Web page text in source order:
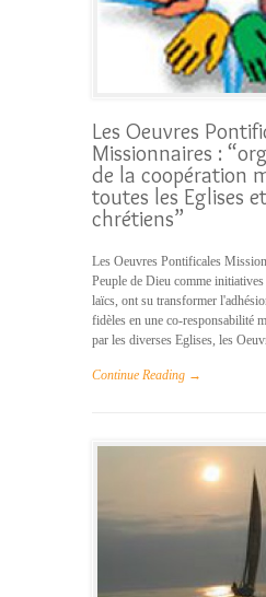
Les Oeuvres
Missionnaires :
de la coopération
toutes les Eglises
chrétiens”
Les Oeuvres Pontificales
Peuple de Dieu comme
laïcs, ont su transformer
fidèles en une co-responsabilité
par les diverses Eglises, les
Continue Reading →